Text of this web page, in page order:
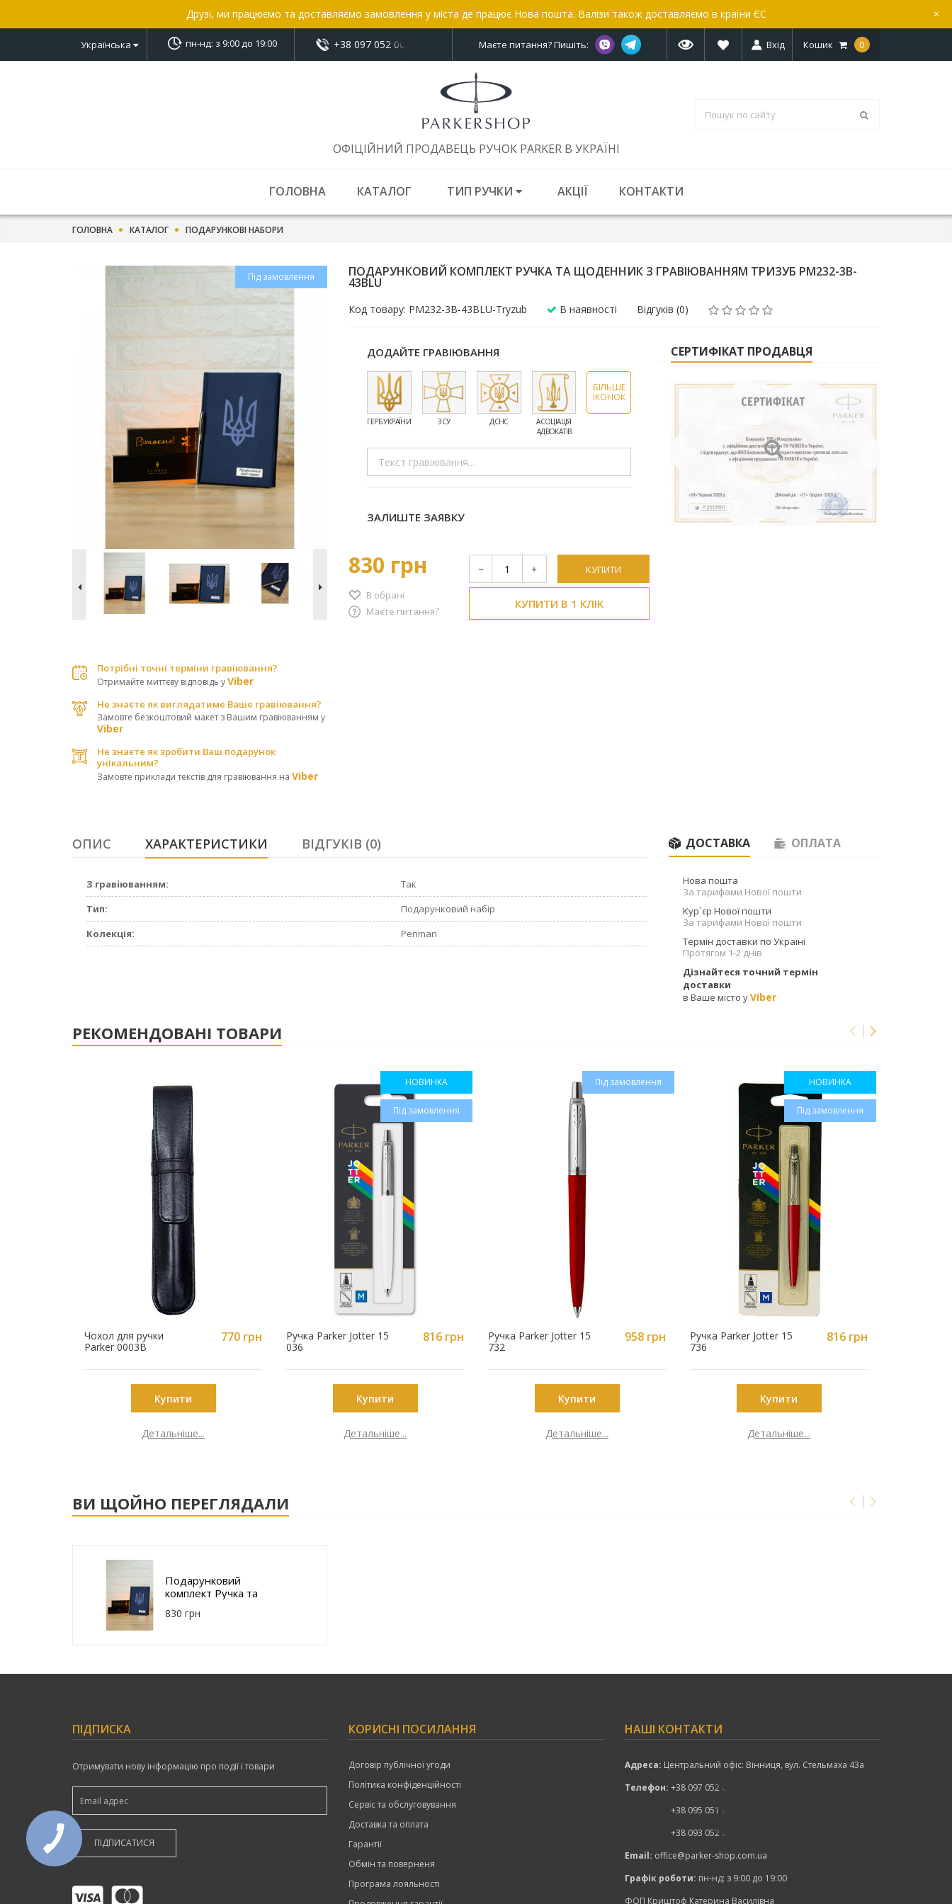
Друзі, ми працюємо та доставляємо замовлення у міста де працює Нова пошта. Валізи також доставляємо в країни ЄС ×
Українська пн-нд: з 9:00 до 19:00 +38 097 052 00 52
показати номер Маєте питання? Пишіть: Вхід Кошик 0
ОФІЦІЙНИЙ ПРОДАВЕЦЬ РУЧОК PARKER В УКРАЇНІ
ГОЛОВНА КАТАЛОГ ТИП РУЧКИ АКЦІЇ КОНТАКТИ
ГОЛОВНА КАТАЛОГ ПОДАРУНКОВІ НАБОРИ
Під замовлення
Потрібні точні терміни гравіювання?
Отримайте миттєву відповідь уViber
Не знаєте як виглядатиме Ваше гравіювання?
Замовте безкоштовий макет з Вашим гравіюванням у
Viber
Не знаєте як зробити Ваш подарунок
унікальним?
Замовте приклади текстів для гравіювання на Viber
ПОДАРУНКОВИЙ КОМПЛЕКТ РУЧКА ТА ЩОДЕННИК З ГРАВІЮВАННЯМ ТРИЗУБ PM232-3B-
43BLU
Код товару: PM232-3B-43BLU-Tryzub В наявності Відгуків (0)
ДОДАЙТЕ ГРАВІЮВАННЯ
ГЕРБ УКРАЇНИ ЗСУ ДСНС
АСОЦІАЦІЯ
АДВОКАТІВ
БІЛЬШЕ
ІКОНОК
ЗАЛИШТЕ ЗАЯВКУ
830 грн
КУПИТИ
В обрані
Маєте питання?
КУПИТИ В 1 КЛІК
СЕРТИФІКАТ ПРОДАВЦЯ
ОПИС ХАРАКТЕРИСТИКИ ВІДГУКІВ (0)
З гравіюванням:
Так
Тип:
Подарунковий набір
Колекція:
Penman
ДОСТАВКА ОПЛАТА
Нова пошта
За тарифами Нової пошти
Кур`єр Нової пошти
За тарифами Нової пошти
Термін доставки по Україні
Протягом 1-2 днів
Дізнайтеся точний термін
доставки
в Ваше місто уViber
РЕКОМЕНДОВАНІ ТОВАРИ
Чохол для ручки
Parker 0003B
770 грн
Купити
Детальніше...
НОВИНКА
Під замовлення
Ручка Parker Jotter 15
036
816 грн
Купити
Детальніше...
Під замовлення
Ручка Parker Jotter 15
732
958 грн
Купити
Детальніше...
НОВИНКА
Під замовлення
Ручка Parker Jotter 15
736
816 грн
Купити
Детальніше...
ВИ ЩОЙНО ПЕРЕГЛЯДАЛИ
Подарунковий
комплект Ручка та
гравіюванням
830 грн
ПІДПИСКА
Отримувати нову інформацію про події і товари
КОРИСНІ ПОСИЛАННЯ
Договір публічної угоди
Політика конфіденційності
Сервіс та обслуговування
Доставка та оплата
Гарантії
Обмін та поверненя
Програма лояльності
НАШІ КОНТАКТИ
Адреса: Центральний офіс: Вінниця, вул. Стельмаха 43а
Телефон: +38 097 052 00 52
показати номер
+38 095 051 00 52
показати номер
+38 093 052 00 52
показати номер
Email: office@parker-shop.com.ua
Графік роботи: пн-нд: з 9:00 до 19:00
ФОП Криштоф Катерина Василівна